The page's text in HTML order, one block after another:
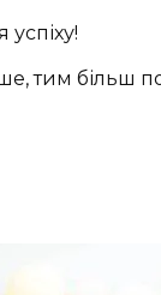
тим більш